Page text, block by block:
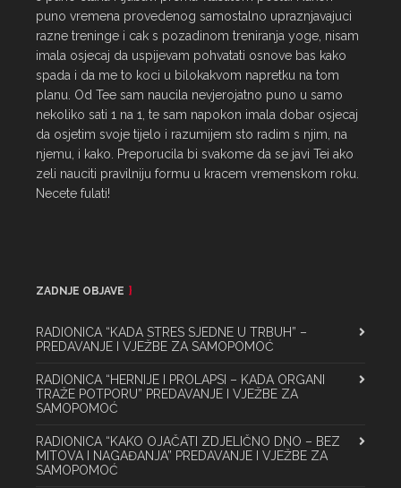
puno vremena provedenog samostalno upraznjavajuci
razne treninge i cak s pozadinom treniranja yoge, nisam
imala osjecaj da uspijevam pohvatati osnove bas kako
spada i da me to koci u bilokakvom napretku na tom
planu. Od Tee sam naucila nevjerojatno puno u samo
nekoliko sati 1 na 1, te sam napokon imala dobar osjecaj
da osjetim svoje tijelo i razumijem sto radim s njim, na
njemu, i kako. Preporucila bi svakome da se javi Tei ako
zeli nauciti pravilniju formu u kracem vremenskom roku.
Necete fulati!
ZADNJE OBJAVE
RADIONICA “KADA STRES SJEDNE U TRBUH” –
PREDAVANJE I VJEŽBE ZA SAMOPOMOĆ
RADIONICA “HERNIJE I PROLAPSI – KADA ORGANI
TRAŽE POTPORU” PREDAVANJE I VJEŽBE ZA
SAMOPOMOĆ
RADIONICA “KAKO OJAČATI ZDJELIČNO DNO – BEZ
MITOVA I NAGAĐANJA” PREDAVANJE I VJEŽBE ZA
SAMOPOMOĆ